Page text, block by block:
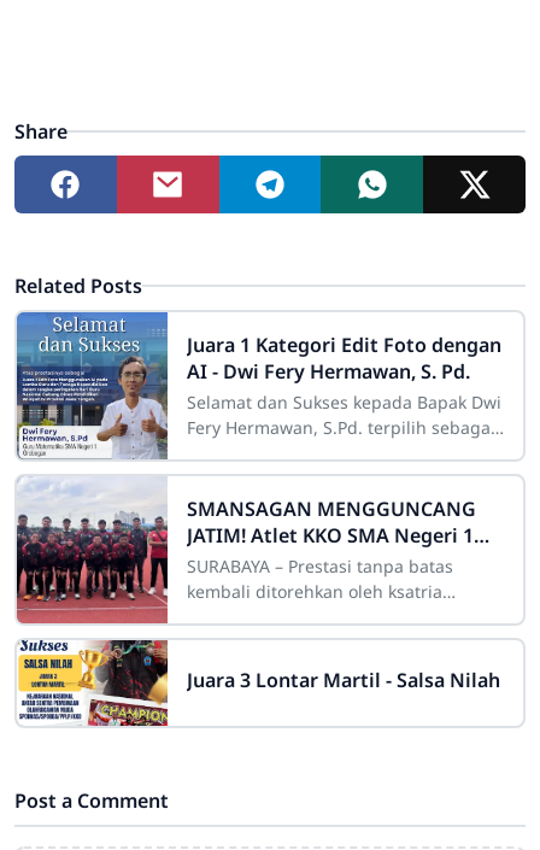
Share
Related Posts
Juara 1 Kategori Edit Foto dengan
AI - Dwi Fery Hermawan, S. Pd.
Selamat dan Sukses kepada Bapak Dwi
Fery Hermawan, S.Pd. terpilih sebagai
pada Lomba Guru dan Tenaga
Kependidikan
SMANSAGAN MENGGUNCANG
JATIM! Atlet KKO SMA Negeri 1
Grobogan Sabet Rentetan Medali
di JATIM OPEN 2026
SURABAYA – Prestasi tanpa batas
kembali ditorehkan oleh ksatria
(SMANSAGAN). Tidak tanggung-
tanggung, dalam ajang
Juara 3 Lontar Martil - Salsa Nilah
Post a Comment